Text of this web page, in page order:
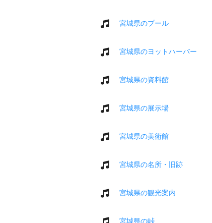
宮城県のプール
宮城県のヨットハーバー
宮城県の資料館
宮城県の展示場
宮城県の美術館
宮城県の名所・旧跡
宮城県の観光案内
宮城県の峠